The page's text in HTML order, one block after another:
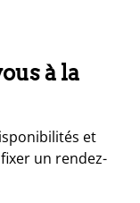
à la
et
un rendez-